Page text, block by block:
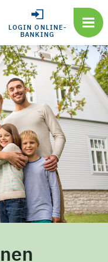
LOGIN ONLINE-
BANKING